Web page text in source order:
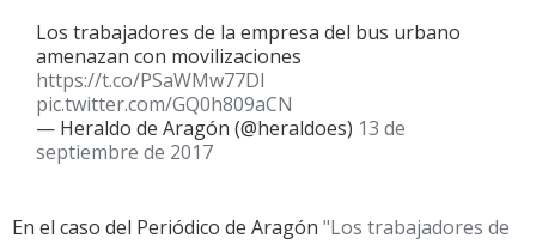
Los trabajadores de la empresa del bus urbano
amenazan con movilizaciones
https://t.co/PSaWMw77Dl
pic.twitter.com/GQ0h809aCN
— Heraldo de Aragón (@heraldoes) 13 de
septiembre de 2017
En el caso del Periódico de Aragón "Los trabajadores de